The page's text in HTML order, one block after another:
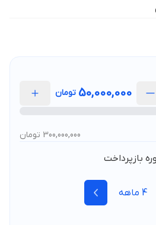
50,000,000 تومان
300,000,000 تومان
بازپرداخت
4 ماهه